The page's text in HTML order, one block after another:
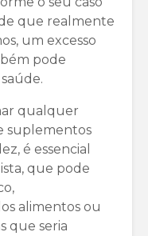
que realmente
um excesso
pode
qualquer
suplementos
é essencial
que pode
alimentos ou
que seria